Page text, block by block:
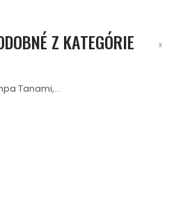
Z KATEGÓRIE